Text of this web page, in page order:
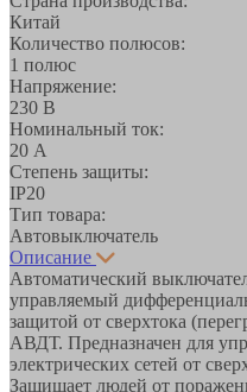
Китай
Количество полюсов:
1 полюс
Напряжение:
230 В
Номинальный ток:
20 А
Степень защиты:
IP20
Тип товара:
Автовыключатель
Описание
Автоматический
управляемый
защитой от сверхтока
АВДТ. Предназначен для
электрических сетей от
Защищает людей от